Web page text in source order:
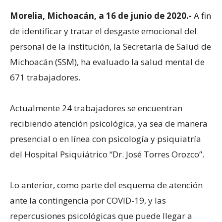
Morelia, Michoacán, a 16 de junio de 2020.- A fin
de identificar y tratar el desgaste emocional del
personal de la institución, la Secretaría de Salud de
Michoacán (SSM), ha evaluado la salud mental de
671 trabajadores.
Actualmente 24 trabajadores se encuentran
recibiendo atención psicológica, ya sea de manera
presencial o en línea con psicología y psiquiatría
del Hospital Psiquiátrico “Dr. José Torres Orozco”.
Lo anterior, como parte del esquema de atención
ante la contingencia por COVID-19, y las
repercusiones psicológicas que puede llegar a